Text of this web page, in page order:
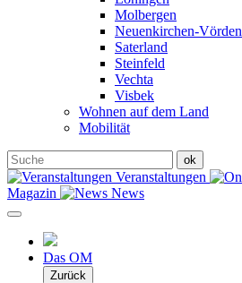
Molbergen
Neuenkirchen-Vörden
Saterland
Steinfeld
Vechta
Visbek
Wohnen auf dem Land
Mobilität
Veranstaltungen
Magazin
News
Das OM
Zurück